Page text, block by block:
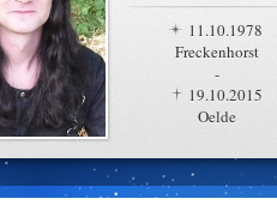
11.10.1978
Freckenhorst
-
19.10.2015
Oelde